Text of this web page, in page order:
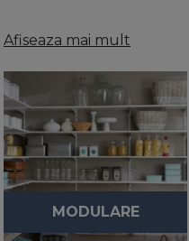
Aranjati spatiul
System
Prea multe lucruri
unde isi au locul?
Element System sunt
functionale, pot fi
prin calitatea lor
va amenajati spatiul.
Afiseaza mai mult
MODULARE